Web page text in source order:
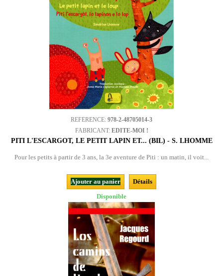
REFERENCE: 978-2-48705014-3
FABRICANT: EDITE-MOI !
PITI L'ESCARGOT, LE PETIT LAPIN ET... (BIL) - S. LHOMME
Pour les petits à partir de 3 ans, la 3e aventure de Piti : un matin, il voit...
Ajouter au panier
Détails
Disponible